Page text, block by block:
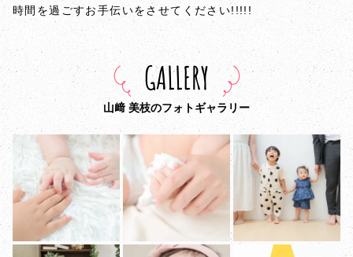
時間を過ごすお手伝いをさせてください!!!!!
GALLERY
山﨑 美枝のフォトギャラリー